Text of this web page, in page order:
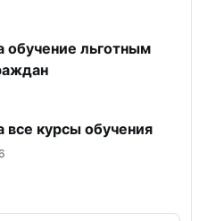
обучение льготным
все курсы обучения